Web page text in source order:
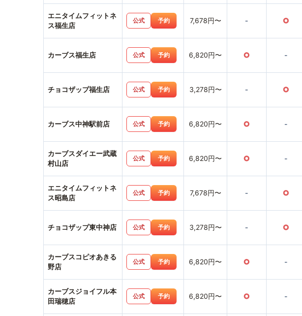
エニタイムフィットネ
ス福生店
公式 予約 7,678円〜 - ○
カーブス福生店 公式 予約 6,820円〜 ○ -
チョコザップ福生店 公式 予約 3,278円〜 - ○
カーブス中神駅前店 公式 予約 6,820円〜 ○ -
カーブスダイエー武蔵
村山店
公式 予約 6,820円〜 ○ -
エニタイムフィットネ
ス昭島店
公式 予約 7,678円〜 - ○
チョコザップ東中神店 公式 予約 3,278円〜 - ○
カーブスコピオあきる
野店
公式 予約 6,820円〜 ○ -
カーブスジョイフル本
田瑞穂店
公式 予約 6,820円〜 ○ -